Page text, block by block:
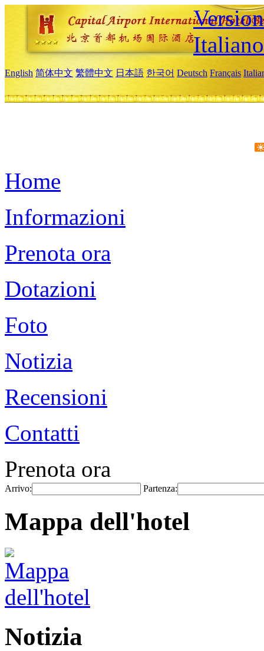
Italiano
English 简体中文 繁體中文 日本語 한국어 Deutsch Français
Home
Informazioni
Prenota ora
Dotazioni
Foto
Notizia
Recensioni
Contatti
Prenota ora
Arrivo: Partenza:
Mappa dell'hotel
Notizia